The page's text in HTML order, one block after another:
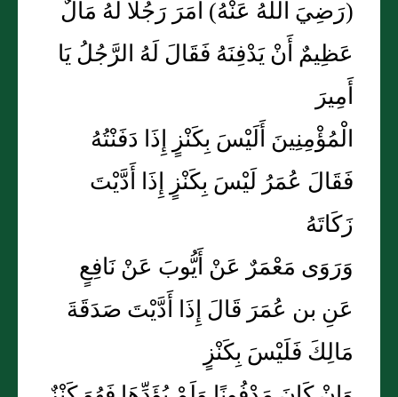
(رَضِيَ اللَّهُ عَنْهُ) أَمَرَ رَجُلًا لَهُ مَالٌ
عَظِيمٌ أَنْ يَدْفِنَهُ فَقَالَ لَهُ الرَّجُلُ يَا
أَمِيرَ
الْمُؤْمِنِينَ أَلَيْسَ بِكَنْزٍ إِذَا دَفَنْتُهُ
فَقَالَ عُمَرُ لَيْسَ بِكَنْزٍ إِذَا أَدَّيْتَ
زَكَاتَهُ
وَرَوَى مَعْمَرٌ عَنْ أَيُّوبَ عَنْ نَافِعٍ
عَنِ بن عُمَرَ قَالَ إِذَا أَدَّيْتَ صَدَقَةَ
مَالِكَ فَلَيْسَ بِكَنْزٍ